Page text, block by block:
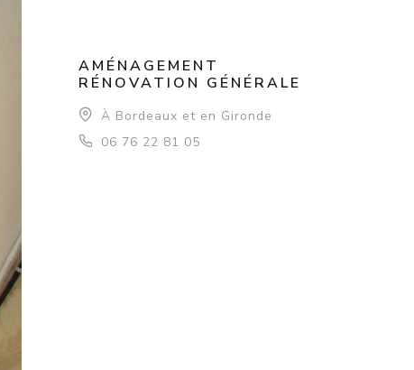
AMÉNAGEMENT
RÉNOVATION GÉNÉRALE
À Bordeaux et en Gironde
06 76 22 81 05